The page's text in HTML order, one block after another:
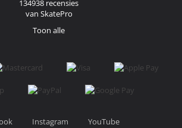
134938 recensies
van SkatePro
Toon alle
Instagram YouTube